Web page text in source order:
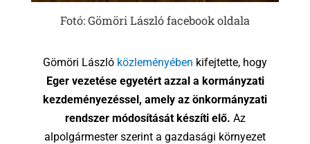
Fotó: Gömöri László facebook oldala
Gömöri László közleményében kifejtette, hogy
Eger vezetése egyetért azzal a kormányzati
kezdeményezéssel, amely az önkormányzati
rendszer módosítását készíti elő. Az
alpolgármester szerint a gazdasági környezet